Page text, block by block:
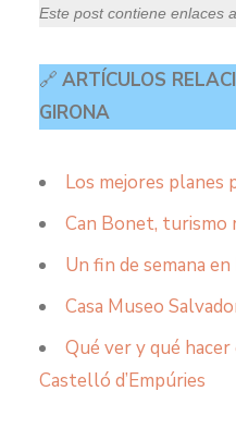
Este post contiene enlaces
🔗 ARTÍCULOS
GIRONA
Los mejores planes
Can Bonet, turismo
Un fin de semana
Casa Museo
Qué ver y qué
Castelló d’Empúries